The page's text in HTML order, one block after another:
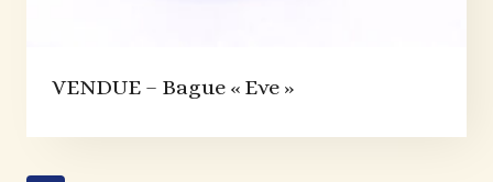
VENDUE – Bague « Eve »